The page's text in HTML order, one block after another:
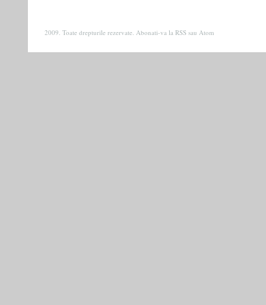
2009. Toate drepturile rezervate. Abonati-va la RSS sau Atom